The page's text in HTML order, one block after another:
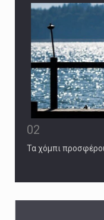
02
Τα χόμπι